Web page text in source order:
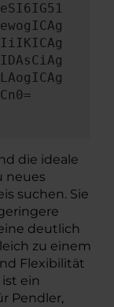
die ideale
neues
suchen. Sie
deutlich
zu einem
Flexibilität
ein
Pendler,